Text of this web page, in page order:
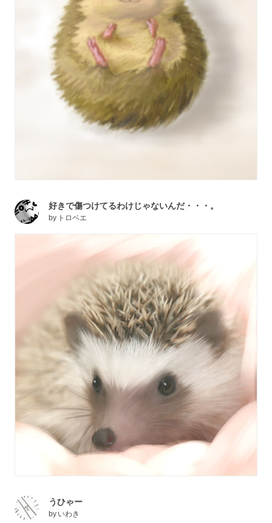
好きで傷つけてるわけじゃないんだ・・・。
by トロベエ
うひゃー
by いわき